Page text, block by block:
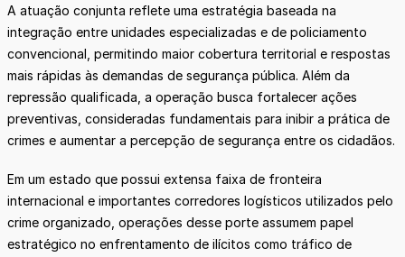
A atuação conjunta reflete uma estratégia baseada na
integração entre unidades especializadas e de policiamento
convencional, permitindo maior cobertura territorial e respostas
mais rápidas às demandas de segurança pública. Além da
repressão qualificada, a operação busca fortalecer ações
preventivas, consideradas fundamentais para inibir a prática de
crimes e aumentar a percepção de segurança entre os cidadãos.
Em um estado que possui extensa faixa de fronteira
internacional e importantes corredores logísticos utilizados pelo
crime organizado, operações desse porte assumem papel
estratégico no enfrentamento de ilícitos como tráfico de